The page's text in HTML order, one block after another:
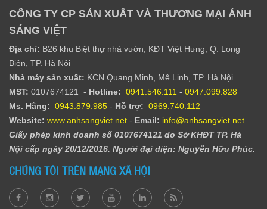
CÔNG TY CP SẢN XUẤT VÀ THƯƠNG MẠI ÁNH
SÁNG VIỆT
Địa chỉ: B26 khu Biệt thự nhà vườn, KĐT Việt Hưng, Q. Long
Biên, TP. Hà Nội
Nhà máy sản xuất: KCN Quang Minh, Mê Linh, TP. Hà Nội
MST: 0107674121 - Hotline: 0941.546.111 - 0947.099.828​
Ms. Hằng: 0943.879.985 - Hỗ trợ: 0969.740.112
Website: www.anhsangviet.net - Email: info@anhsangviet.net
Giấy phép kinh doanh số 0107674121 do Sở KHĐT TP. Hà
Nội cấp ngày 20/12/2016. Người đại diện: Nguyễn Hữu Phúc.
CHÚNG TÔI TRÊN MẠNG XÃ HỘI